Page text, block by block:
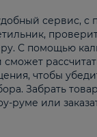
сервис, с
С помощью
чтобы
Забрать
руме или